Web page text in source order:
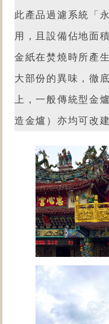
此產品過濾系統「
用，且設備佔地面
金紙在焚燒時所產
大部份的異味，徹
上，一般傳統型金
造金爐）亦均可改